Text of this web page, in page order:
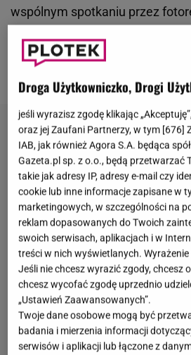
wspólnym spotkaniu przez
widziani byli na Saskiej Kępie,
Droga Użytkowniczko, Drogi
jeśli wyrazisz zgodę klikając
oraz jej Zaufani Partnerzy, w tym [676]
IAB, jak również Agora S.A. będąca
Gazeta.pl sp. z o.o., będą przetwarzać
takie jak adresy IP, adresy e-mail czy
cookie lub inne informacje zapisane w
marketingowych, w szczególności na
reklam dopasowanych do Twoich
swoich serwisach, aplikacjach i w
treści w nich wyświetlanych.
Jeśli nie chcesz wyrazić zgody, chcesz
chcesz wycofać zgodę uprzednio
„Ustawień Zaawansowanych”.
Twoje dane osobowe mogą być
badania i mierzenia informacji
serwisów i aplikacji lub łączone z